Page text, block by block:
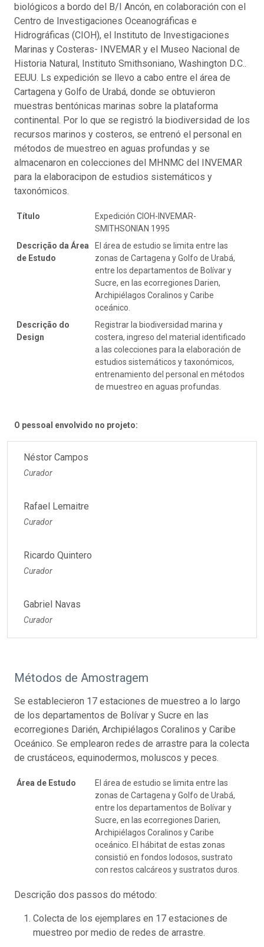
biológicos a bordo del B/I Ancón, en colaboración con el
Centro de Investigaciones Oceanográficas e
Hidrográficas (CIOH), el Instituto de Investigaciones
Marinas y Costeras- INVEMAR y el Museo Nacional de
Historia Natural, Instituto Smithsoniano, Washington D.C..
EEUU. Ls expedición se llevo a cabo entre el área de
Cartagena y Golfo de Urabá, donde se obtuvieron
muestras bentónicas marinas sobre la plataforma
continental. Por lo que se registró la biodiversidad de los
recursos marinos y costeros, se entrenó el personal en
métodos de muestreo en aguas profundas y se
almacenaron en colecciones del MHNMC del INVEMAR
para la elaboracipon de estudios sistemáticos y
taxonómicos.
Título
Expedición CIOH-INVEMAR-
SMITHSONIAN 1995
Descrição da Área
de Estudo
El área de estudio se limita entre las
zonas de Cartagena y Golfo de Urabá,
entre los departamentos de Bolívar y
Sucre, en las ecorregiones Darien,
Archipiélagos Coralinos y Caribe
oceánico.
Descrição do
Design
Registrar la biodiversidad marina y
costera, ingreso del material identificado
a las colecciones para la elaboración de
estudios sistemáticos y taxonómicos,
entrenamiento del personal en métodos
de muestreo en aguas profundas.
O pessoal envolvido no projeto:
Néstor Campos
Curador
Rafael Lemaitre
Curador
Ricardo Quintero
Curador
Gabriel Navas
Curador
Métodos de Amostragem
Se establecieron 17 estaciones de muestreo a lo largo
de los departamentos de Bolívar y Sucre en las
ecorregiones Darién, Archipiélagos Coralinos y Caribe
Oceánico. Se emplearon redes de arrastre para la colecta
de crustáceos, equinodermos, moluscos y peces.
Área de Estudo
El área de estudio se limita entre las
zonas de Cartagena y Golfo de Urabá,
entre los departamentos de Bolívar y
Sucre, en las ecorregiones Darien,
Archipiélagos Coralinos y Caribe
oceánico. El hábitat de estas zonas
consistió en fondos lodosos, sustrato
con restos calcáreos y sustratos duros.
Descrição dos passos do método:
Colecta de los ejemplares en 17 estaciones de
muestreo por medio de redes de arrastre.